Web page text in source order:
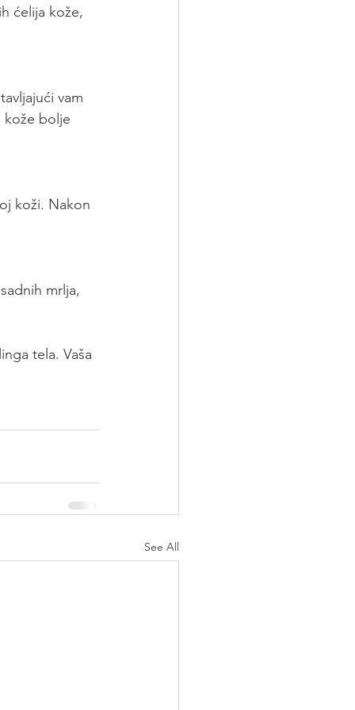
ćelija kože,
vam
kože bolje
koži. Nakon
mrlja,
tela. Vaša
See All